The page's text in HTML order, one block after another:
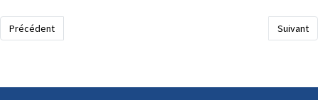
Article précédent : Les professionnels
Précédent Article
Suivant